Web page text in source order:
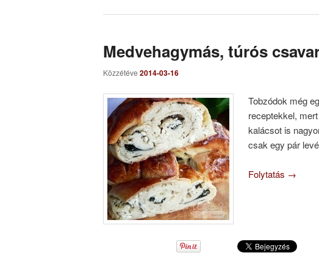
Medvehagymás, túrós
Közzétéve 2014-03-16
Tobzódok még
receptekkel,
kalácsot is
csak egy pár
Folytatás →